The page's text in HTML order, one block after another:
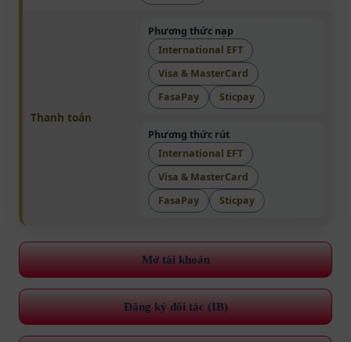
Thanh toán
Phương thức nạp
International EFT
Visa & MasterCard
FasaPay
Sticpay
Phương thức rút
International EFT
Visa & MasterCard
FasaPay
Sticpay
Mở tài khoản
Đăng ký đối tác (IB)